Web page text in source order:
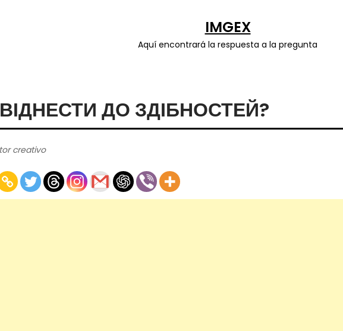
IMGEX
Aquí encontrará la respuesta a la pregunta
ДО ЗДІБНОСТЕЙ?
creativo